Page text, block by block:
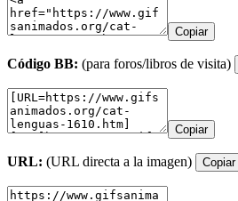
Copiar
Código BB: (para foros/libros de visita)
Copiar
URL: (URL directa a la imagen) Copiar